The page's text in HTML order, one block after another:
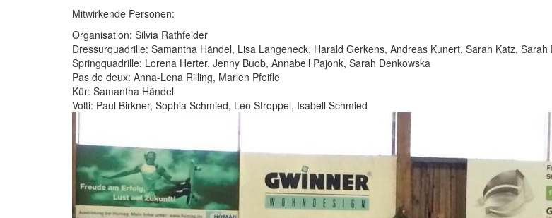
Mitwirkende Personen:
Organisation: Silvia Rathfelder
Dressurquadrille: Samantha Händel, Lisa Langeneck, Harald Gerkens, Andreas Kunert, Sarah Katz,
Springquadrille: Lorena Herter, Jenny Buob, Annabell Pajonk, Sarah Denkowska
Pas de deux: Anna-Lena Rilling, Marlen Pfeifle
Kür: Samantha Händel
Volti: Paul Birkner, Sophia Schmied, Leo Stroppel, Isabell Schmied